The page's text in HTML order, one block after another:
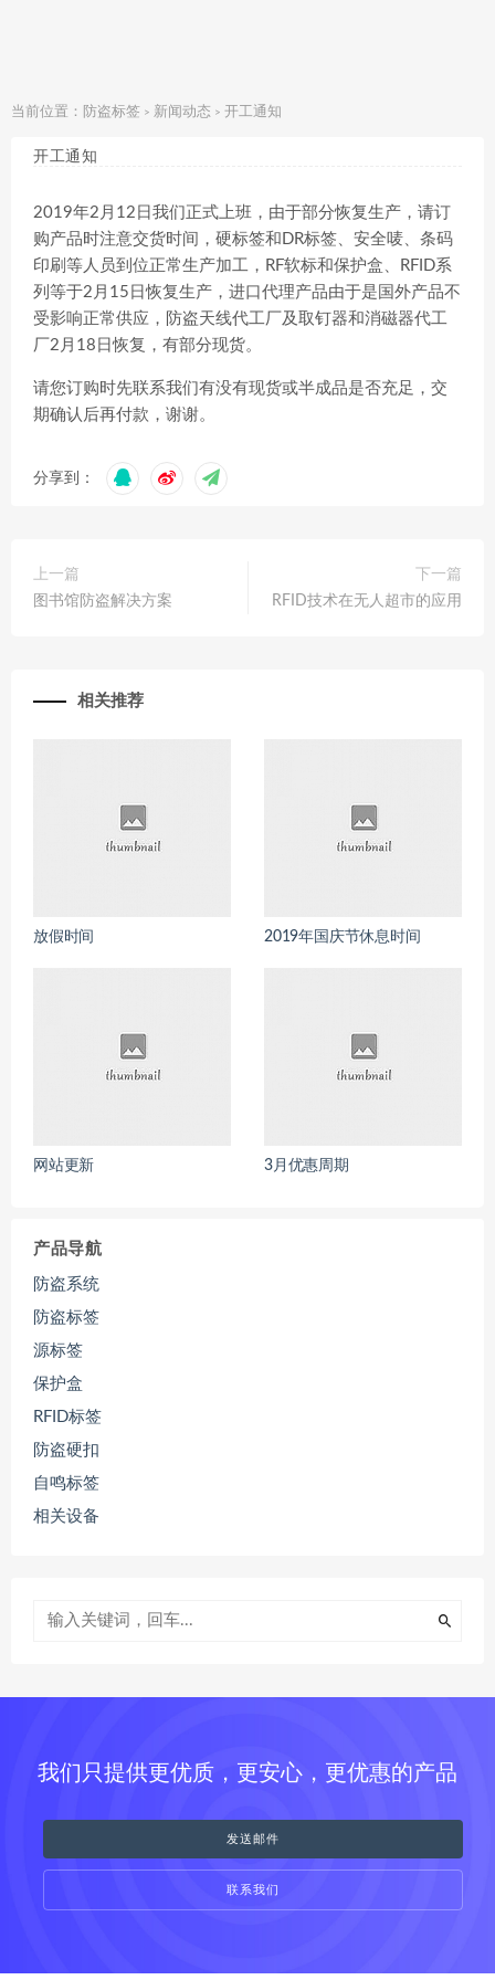
当前位置： 防盗标签 > 新闻动态 > 开工通知
开工通知
2019年2月12日我们正式上班，由于部分恢复生产，请订
购产品时注意交货时间，硬标签和DR标签、安全唛、条码
印刷等人员到位正常生产加工，RF软标和保护盒、RFID系
列等于2月15日恢复生产，进口代理产品由于是国外产品不
受影响正常供应，防盗天线代工厂及取钉器和消磁器代工
厂2月18日恢复，有部分现货。
请您订购时先联系我们有没有现货或半成品是否充足，交
期确认后再付款，谢谢。
分享到：
上一篇
图书馆防盗解决方案
下一篇
RFID技术在无人超市的应用
相关推荐
放假时间 2019年国庆节休息时间
网站更新 3月优惠周期
产品导航
防盗系统
防盗标签
源标签
保护盒
RFID标签
防盗硬扣
自鸣标签
相关设备
我们只提供更优质，更安心，更优惠的产品
发送邮件
联系我们